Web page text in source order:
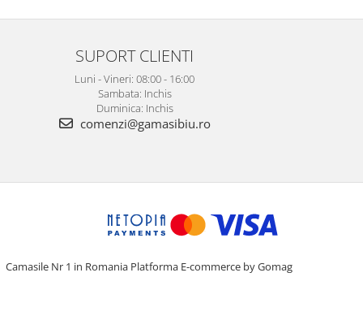
SUPORT CLIENTI
Luni - Vineri: 08:00 - 16:00
Sambata: Inchis
Duminica: Inchis
comenzi@gamasibiu.ro
Camasile Nr 1 in Romania Platforma E-commerce by Gomag